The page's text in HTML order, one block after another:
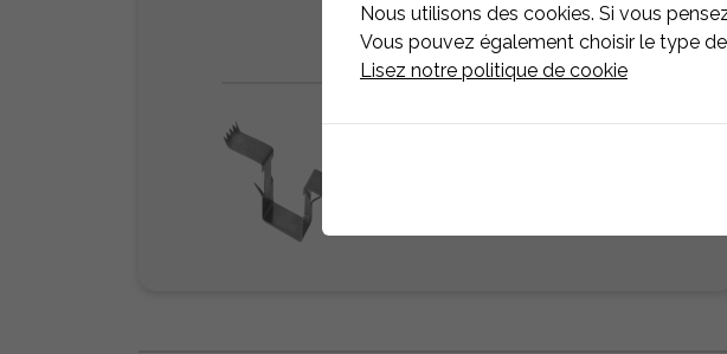
Nous utilisons des cookies. Si vous
Vous pouvez également choisir le type
Lisez notre politique de cookie